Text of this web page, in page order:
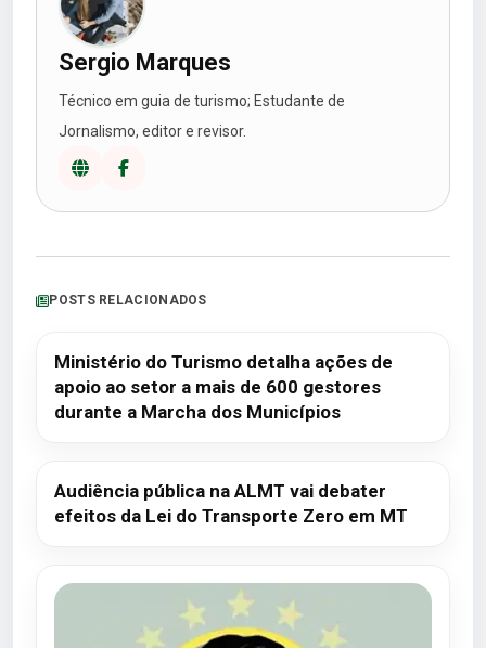
Sergio Marques
Técnico em guia de turismo; Estudante de
Jornalismo, editor e revisor.
POSTS RELACIONADOS
Ministério do Turismo detalha ações de
apoio ao setor a mais de 600 gestores
durante a Marcha dos Municípios
Audiência pública na ALMT vai debater
efeitos da Lei do Transporte Zero em MT